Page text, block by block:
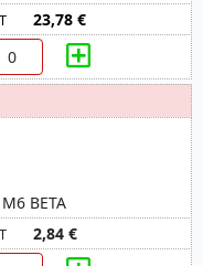
23,78 €
BETA
2,84 €